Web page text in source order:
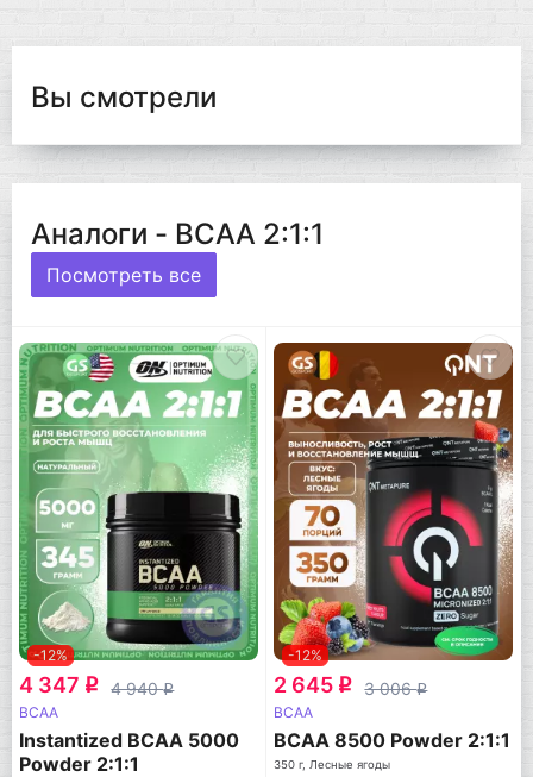
Вы смотрели
Аналоги - BCAA 2:1:1
Посмотреть все
-12%
4 347 q 4 940q
BCAA
Instantized BCAA 5000
Powder 2:1:1
-12%
2 645 q 3 006q
BCAA
BCAA 8500 Powder 2:1:1
350 г, Лесные ягоды